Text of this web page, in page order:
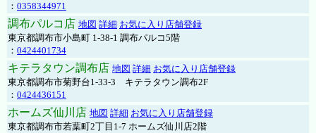
： 0358344971
調布パルコ店 地図 詳細 お気に入り店舗登録
東京都調布市小島町 1-38-1 調布パルコ5階
： 0424401734
キテラタウン調布店 地図 詳細 お気に入り店舗登録
東京都調布市菊野台1-33-3 キテラタウン調布2F
： 0424436151
ホームズ仙川店 地図 詳細 お気に入り店舗登録
東京都調布市若葉町2丁目1-7 ホームズ仙川店2階